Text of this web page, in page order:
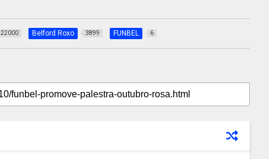
22000 Belford Roxo 3899 FUNBEL 6